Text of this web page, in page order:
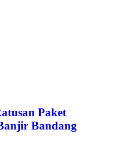
Paket
Bandang